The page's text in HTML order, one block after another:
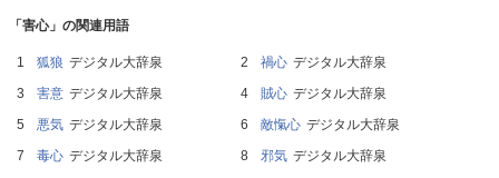
「害心」の関連用語
狐狼 デジタル大辞泉 禍心 デジタル大辞泉
害意 デジタル大辞泉 賊心 デジタル大辞泉
悪気 デジタル大辞泉 敵愾心 デジタル大辞泉
毒心 デジタル大辞泉 邪気 デジタル大辞泉